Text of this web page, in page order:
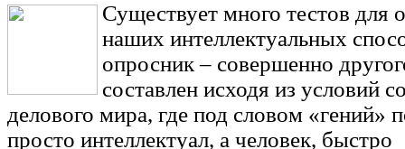
Существует много тестов для
наших интеллектуальных
опросник – совершенно
составлен исходя из условий
делового мира, где под словом «гений»
просто интеллектуал, а человек, быстро